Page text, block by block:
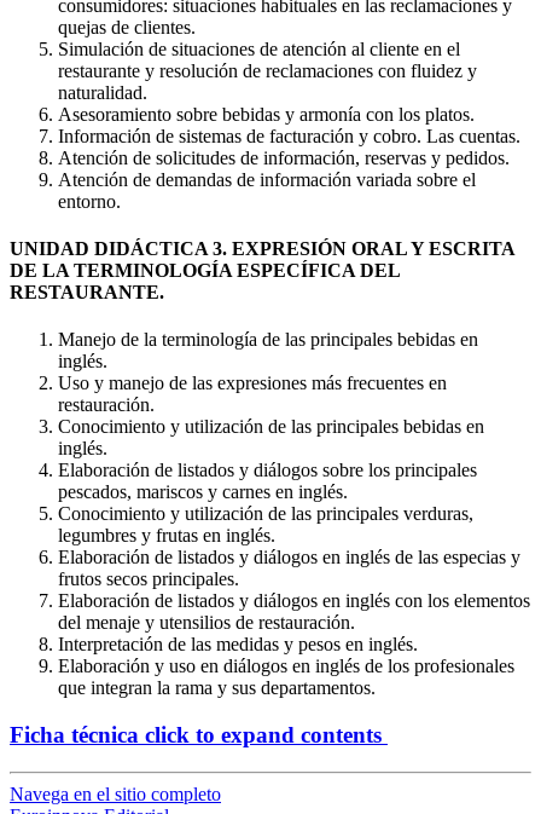
consumidores: situaciones habituales en las reclamaciones y
quejas de clientes.
Simulación de situaciones de atención al cliente en el
restaurante y resolución de reclamaciones con fluidez y
naturalidad.
Asesoramiento sobre bebidas y armonía con los platos.
Información de sistemas de facturación y cobro. Las cuentas.
Atención de solicitudes de información, reservas y pedidos.
Atención de demandas de información variada sobre el
entorno.
UNIDAD DIDÁCTICA 3. EXPRESIÓN ORAL Y ESCRITA
DE LA TERMINOLOGÍA ESPECÍFICA DEL
RESTAURANTE.
Manejo de la terminología de las principales bebidas en
inglés.
Uso y manejo de las expresiones más frecuentes en
restauración.
Conocimiento y utilización de las principales bebidas en
inglés.
Elaboración de listados y diálogos sobre los principales
pescados, mariscos y carnes en inglés.
Conocimiento y utilización de las principales verduras,
legumbres y frutas en inglés.
Elaboración de listados y diálogos en inglés de las especias y
frutos secos principales.
Elaboración de listados y diálogos en inglés con los elementos
del menaje y utensilios de restauración.
Interpretación de las medidas y pesos en inglés.
Elaboración y uso en diálogos en inglés de los profesionales
que integran la rama y sus departamentos.
Ficha técnica click to expand contents
Navega en el sitio completo